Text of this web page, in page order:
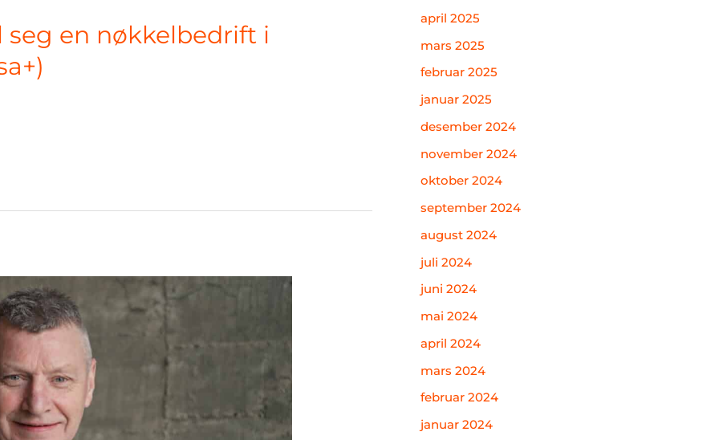
en nøkkelbedrift i
april 2025
mars 2025
februar 2025
januar 2025
desember 2024
november 2024
oktober 2024
september 2024
august 2024
juli 2024
juni 2024
mai 2024
april 2024
mars 2024
februar 2024
januar 2024